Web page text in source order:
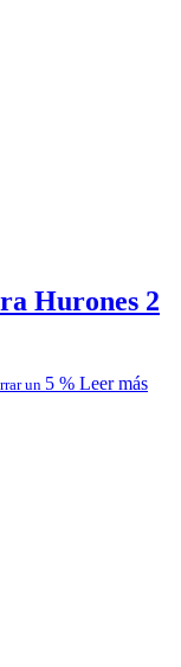
Hurones 2
un 5 % Leer más